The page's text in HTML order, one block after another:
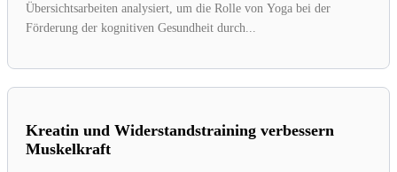
Übersichtsarbeiten analysiert, um die Rolle von Yoga bei der
Förderung der kognitiven Gesundheit durch...
Kreatin und Widerstandstraining verbessern
Muskelkraft